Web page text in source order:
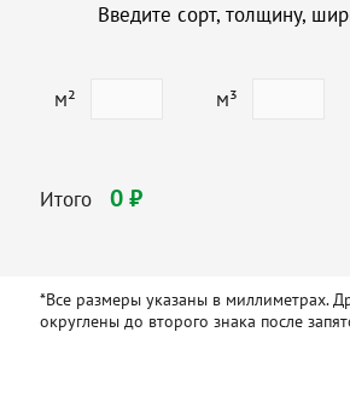
Введите сорт, толщину,
м² м³
Итого 0 ₽
*Все размеры указаны в миллиметрах.
округлены до второго знака после